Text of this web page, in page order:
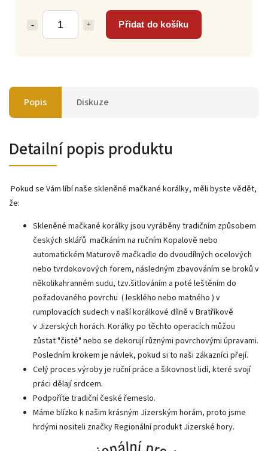
Přidat do košíku
Popis Diskuze
Detailní popis produktu
Pokud se Vám líbí naše skleněné mačkané korálky, měli byste vědět,
že:
Skleněné mačkané korálky jsou vyráběny tradičním způsobem
českých sklářů mačkáním na ručním Kopalově nebo
automatickém Maturově mačkadle do dvoudílných ocelových
nebo tvrdokovových forem, následným zbavováním se broků v
několikahranném sudu, tzv.šitlováním a poté leštěním do
požadovaného povrchu ( lesklého nebo matného ) v
rumplovacích sudech v naší korálkové dílně v Bratříkově
v Jizerských horách. Korálky po těchto operacích můžou
zůstat "čisté" nebo se dekorují různými povrchovými úpravami.
Posledním krokem je návlek, pokud si to naši zákazníci přejí.
Celý proces výroby je ruční práce a šikovnost lidí, které svojí
práci dělají srdcem.
Podpoříte tradiční české řemeslo.
Máme blízko k našim krásným Jizerským horám, proto jsme
hrdými nositeli značky Regionální produkt Jizerské hory.